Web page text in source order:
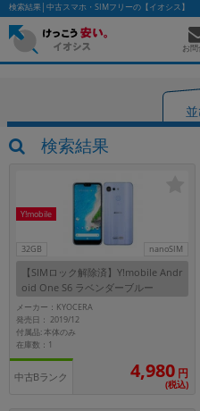
検索結果│中古スマホ・SIMフリーの【イオシス】
お
検索結果
32GB nanoSIM
Y!mobile
【SIMロック解除済】Y!mobile Andr
oid One S6 ラベンダーブルー
メーカー：KYOCERA
発売日： 2019/12
付属品: 本体のみ
在庫数：1
中古Bランク 4,980 円
(税込)
かんたんパソコン検
除外ワード
人気の検索ワード：Let's noteEliteBookMacBook
カテゴリー
商品ジャンルの絞り込み
「スマートフォン」「タブレット」など
シリーズ
商品シリーズ名・ブランド名の絞り込み。